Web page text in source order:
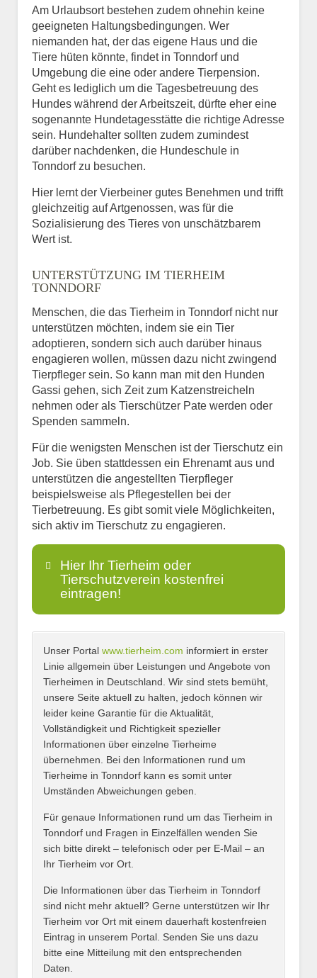
Am Urlaubsort bestehen zudem ohnehin keine
geeigneten Haltungsbedingungen. Wer
niemanden hat, der das eigene Haus und die
Tiere hüten könnte, findet in Tonndorf und
Umgebung die eine oder andere Tierpension.
Geht es lediglich um die Tagesbetreuung des
Hundes während der Arbeitszeit, dürfte eher eine
sogenannte Hundetagesstätte die richtige Adresse
sein. Hundehalter sollten zudem zumindest
darüber nachdenken, die Hundeschule in
Tonndorf zu besuchen.
Hier lernt der Vierbeiner gutes Benehmen und trifft
gleichzeitig auf Artgenossen, was für die
Sozialisierung des Tieres von unschätzbarem
Wert ist.
UNTERSTÜTZUNG IM TIERHEIM
TONNDORF
Menschen, die das Tierheim in Tonndorf nicht nur
unterstützen möchten, indem sie ein Tier
adoptieren, sondern sich auch darüber hinaus
engagieren wollen, müssen dazu nicht zwingend
Tierpfleger sein. So kann man mit den Hunden
Gassi gehen, sich Zeit zum Katzenstreicheln
nehmen oder als Tierschützer Pate werden oder
Spenden sammeln.
Für die wenigsten Menschen ist der Tierschutz ein
Job. Sie üben stattdessen ein Ehrenamt aus und
unterstützen die angestellten Tierpfleger
beispielsweise als Pflegestellen bei der
Tierbetreuung. Es gibt somit viele Möglichkeiten,
sich aktiv im Tierschutz zu engagieren.
Hier Ihr Tierheim oder
Tierschutzverein kostenfrei
eintragen!
Name*
E-Mail*
Name des Tierheims*
Unser Portal www.tierheim.com informiert in erster
Linie allgemein über Leistungen und Angebote von
Tierheimen in Deutschland. Wir sind stets bemüht,
unsere Seite aktuell zu halten, jedoch können wir
leider keine Garantie für die Aktualität,
Vollständigkeit und Richtigkeit spezieller
Informationen über einzelne Tierheime
übernehmen. Bei den Informationen rund um
Tierheime in Tonndorf kann es somit unter
Umständen Abweichungen geben.
Für genaue Informationen rund um das Tierheim in
Tonndorf und Fragen in Einzelfällen wenden Sie
sich bitte direkt – telefonisch oder per E-Mail – an
Ihr Tierheim vor Ort.
Die Informationen über das Tierheim in Tonndorf
sind nicht mehr aktuell? Gerne unterstützen wir Ihr
Tierheim vor Ort mit einem dauerhaft kostenfreien
Eintrag in unserem Portal. Senden Sie uns dazu
bitte eine Mitteilung mit den entsprechenden
Daten.